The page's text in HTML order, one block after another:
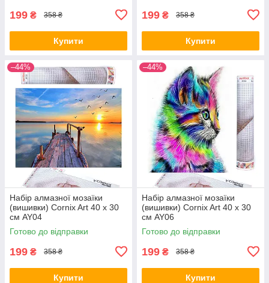
199 ₴ 358 ₴
Купити
199 ₴ 358 ₴
Купити
–44%
Набір алмазної мозаїки
(вишивки) Cornix Art 40 x 30
см AY04
Готово до відправки
199 ₴ 358 ₴
Купити
–44%
Набір алмазної мозаїки
(вишивки) Cornix Art 40 x 30
см AY06
Готово до відправки
199 ₴ 358 ₴
Купити